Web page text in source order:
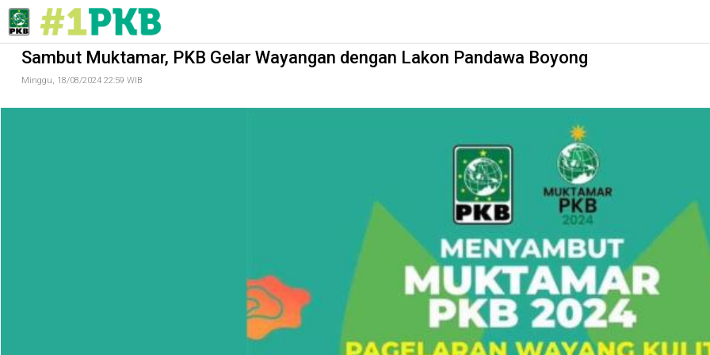
Sambut Muktamar, PKB Gelar Wayangan dengan Lakon Pandawa Boyong
Sambut Muktamar, PKB Gelar Wayangan dengan Lakon Pandawa Boyong
Minggu, 18/08/2024 22:59 WIB